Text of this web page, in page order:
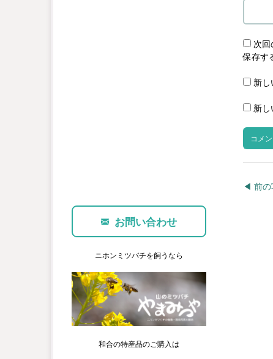
次
保存す
新
新
◀︎ 前の
お問い合わせ
ニホンミツバチを飼うなら
和合の特産品のご購入は